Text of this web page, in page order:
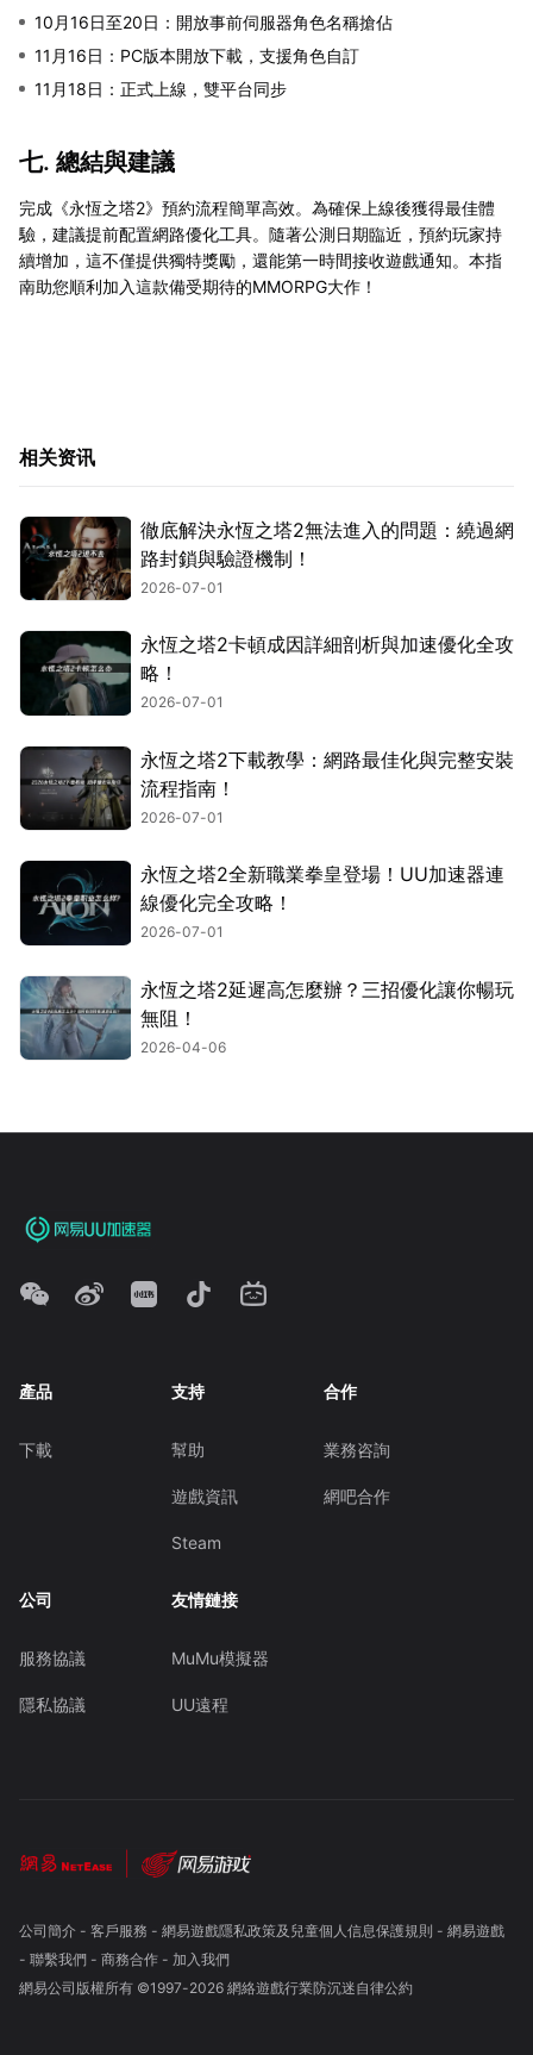
10月16日至20日：開放事前伺服器角色名稱搶佔
11月16日：PC版本開放下載，支援角色自訂
11月18日：正式上線，雙平台同步
七. 總結與建議
完成《永恆之塔2》預約流程簡單高效。為確保上線後獲得最佳體
驗，建議提前配置網路優化工具。隨著公測日期臨近，預約玩家持
續增加，這不僅提供獨特獎勵，還能第一時間接收遊戲通知。本指
南助您順利加入這款備受期待的MMORPG大作！
相关资讯
徹底解決永恆之塔2無法進入的問題：繞過網
路封鎖與驗證機制！
2026-07-01
永恆之塔2卡頓成因詳細剖析與加速優化全攻
略！
2026-07-01
永恆之塔2下載教學：網路最佳化與完整安裝
流程指南！
2026-07-01
永恆之塔2全新職業拳皇登場！UU加速器連
線優化完全攻略！
2026-07-01
永恆之塔2延遲高怎麼辦？三招優化讓你暢玩
無阻！
2026-04-06
產品
下載
支持
幫助
遊戲資訊
Steam
合作
業務咨詢
網吧合作
公司
服務協議
隱私協議
友情鏈接
MuMu模擬器
UU遠程
公司簡介- 客戶服務 - 網易遊戲隱私政策及兒童個人信息保護規則 - 網易遊戲
- 聯繫我們- 商務合作- 加入我們
網易公司版權所有 ©1997-2026 網絡遊戲行業防沉迷自律公約